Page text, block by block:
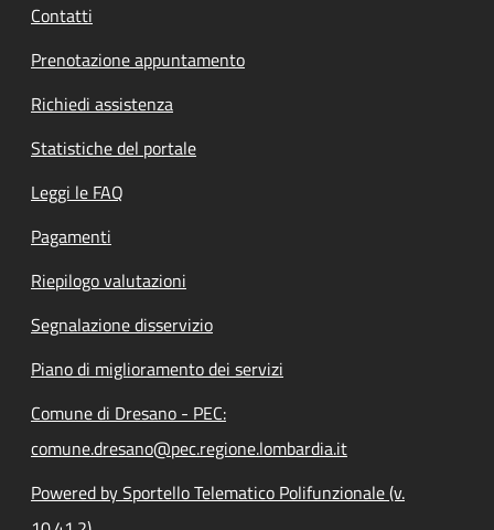
Contatti
Prenotazione appuntamento
Richiedi assistenza
Statistiche del portale
Leggi le FAQ
Pagamenti
Riepilogo valutazioni
Segnalazione disservizio
Piano di miglioramento dei servizi
Comune di Dresano - PEC:
comune.dresano@pec.regione.lombardia.it
Powered by Sportello Telematico Polifunzionale (v.